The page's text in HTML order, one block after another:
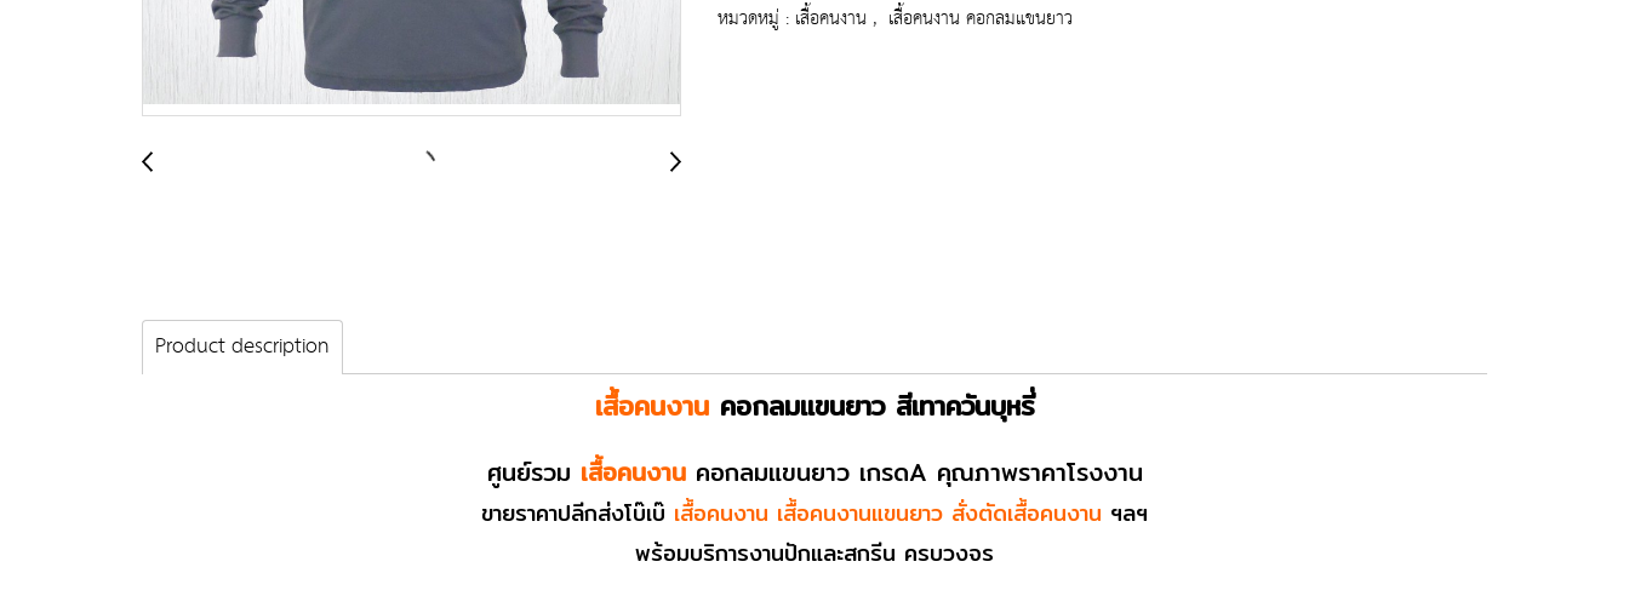
หมวดหมู่ : เสื้อคนงาน, เสื้อคนงาน คอกลมแขนยาว
Product description
เสื้อคนงาน คอกลมแขนยาว สีเทาควันบุหรี่
ศูนย์รวม เสื้อคนงาน คอกลมแขนยาวเกรดA คุณภาพราคาโรงงาน
ขายราคาปลีกส่งโบ๊เบ๊ เสื้อคนงาน เสื้อคนงานแขนยาว สั่งตัดเสื้อคนงาน ฯลฯ
พร้อมบริการงานปักและสกรีน ครบวงจร